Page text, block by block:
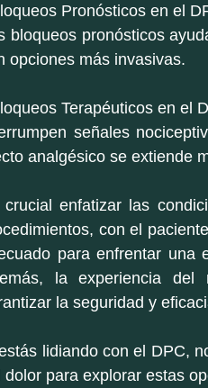
Pronósticos en el
bloqueos pronósticos
opciones más invasivas.
Terapéuticos en el
señales
analgésico se extiende
crucial enfatizar las
con el
para enfrentar una
la experiencia del
la seguridad y
lidiando con el DPC,
dolor para explorar estas